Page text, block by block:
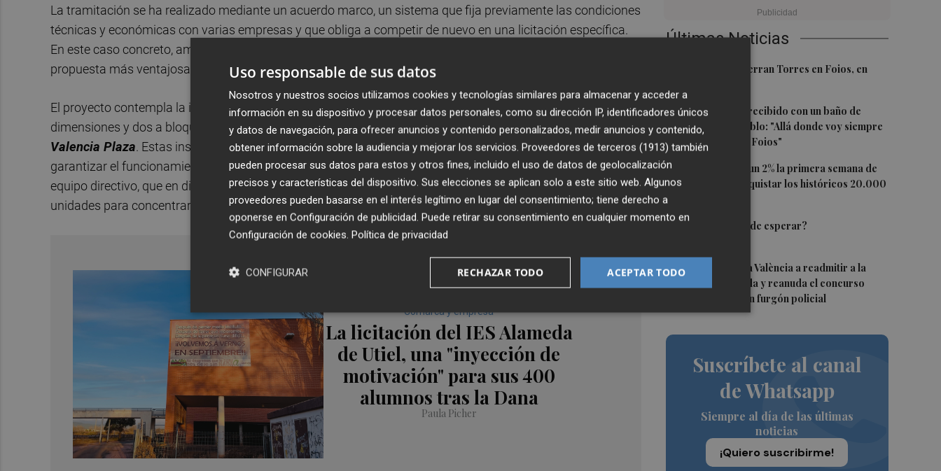
Últimas Noticias
El homenaje a Ferran Torres en Foios, en
2 Ferran Torres, recibido con un baño de
masas en su pueblo: "Allá donde voy siempre
digo que soy de Foios"
3
El Ibex 35 sube un 2% la primera semana de
agosto tras conquistar los históricos 20.000
4 ¿El Pacífico puede esperar?
5El TARC obliga a València a readmitir a la
empresa excluida y reanuda el concurso
para comprar un furgón policial
Suscríbete al canal
de Whatsapp
Siempre al día de las últimas
noticias
¡Quiero suscribirme!
La tramitación se ha realizado mediante un acuerdo marco, un sistema que fija previamente las condiciones
técnicas y económicas con varias empresas y que obliga a competir de nuevo en una licitación específica.
En este caso concreto, ambas firmas presentaron oferta y la adjudicación se resolvió a favor de la
propuesta más ventajosa desde el punto de vista económico.
El proyecto contempla la instalación de21 módulos prefabricados —19 corresponden a aulas de distintas
dimensiones y dos a bloques sanitarios—, según ha precisado el director del centro,Jorge Fuentes, a
Valencia Plaza. Estas instalaciones se distribuyen en espacios docentes y auxiliares necesarios para
garantizar el funcionamiento ordinario del instituto. La cifra se sitúa en línea con la propuesta inicial del
equipo directivo, que en diciembre del año pasado trasladó a la Conselleria la necesidad de alrededor de 20
unidades para concentrar toda la actividad educativa.
Comarca y empresa
La licitación del IES Alameda
de Utiel, una "inyección de
motivación" para sus 400
alumnos tras la Dana
Paula Picher
Uso responsable de sus datos
Nosotros y nuestros socios utilizamos cookies y tecnologías similares para almacenar y acceder a
información en su dispositivo y procesar datos personales, como su dirección IP, identificadores únicos
y datos de navegación, para ofrecer anuncios y contenido personalizados, medir anuncios y contenido,
obtener información sobre la audiencia y mejorar los servicios. Proveedores de terceros (1913) también
pueden procesar sus datos para estos y otros fines, incluido el uso de datos de geolocalización
precisos y características del dispositivo. Sus elecciones se aplican solo a este sitio web. Algunos
proveedores pueden basarse en el interés legítimo en lugar del consentimiento; tiene derecho a
oponerse en Configuración de publicidad. Puede retirar su consentimiento en cualquier momento en
Configuración de cookies. Política de privacidad
ACEPTAR TODO
RECHAZAR TODO
CONFIGURAR